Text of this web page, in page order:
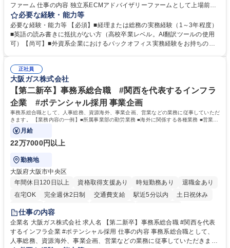
ファーム 仕事の内容 独立系ECMアドバイザリーファームとして上場前後
の資本市場戦略を設計する当社にて経理・総務をお任せします。基礎的な
バックオフィス業務からスタートし組織を支える専任担当として広く活躍
できる環境です。 ■日常経理、月次および年次決算サポート業務 ■本国
（グローバル）との英文メール対応（AI翻訳ツール等を使用しての対応で
業務をお任せします。残業も基本的には発生せず、ご自身のペースで業務
を進めやすく定着率の高い環境です。 募集職種 東京【経理・総務】週1日
出社程度のリモート中心/残業基本無/独立系ファーム
必要な経験・能力等
必要な経験・能力等 【必須】■経理または総務の実務経験（1～3年程度）
■英語の読み書きに抵抗がない方（高校卒業レベル。AI翻訳ツールの使用
可）【尚可】■外資系企業におけるバックオフィス実務経験をお持ちの方
【働き方について】現在は週4日程度の在宅勤務を実施しており、ワーク
ライフバランスを重視する方に最適な環境です（フルリモートも面接で相
談可）。【求める人物像】幅広いバックオフィス業務に柔軟に対応でき、
社内外と円滑にコミュニケーションを取りながら業務を推進できる方 学
歴・資格 学歴：大学院 大学 高専 短大 専修学校 高校 語学力： 資格：
正社員
大阪ガス株式会社
【第二新卒】事務系総合職 #関西を代表するインフラ
企業 #ポテンシャル採用 事業企画
事務系総合職として、人事総務、資源海外、事業企画、営業などの業務に従事していただ
きます。 【業務内容の一例】■所属事業部の勤労業務 ■海外に関係する各種業務 ■営業部
門の企画スタッフ、ルート営業
月給
22万7000円以上
勤務地
大阪府大阪市中央区
年間休日120日以上
資格取得支援あり 時短勤務あり
退職金あり
在宅OK
完全週休2日制 交通費支給 駅近5分以内
土日祝休み
服装自由
第二新卒歓迎
仕事の内容
企業名 大阪ガス株式会社 求人名 【第二新卒】事務系総合職 #関西を代表
するインフラ企業 #ポテンシャル採用 仕事の内容 事務系総合職として、
人事総務、資源海外、事業企画、営業などの業務に従事していただきま